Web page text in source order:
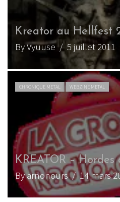
Kreator au Hellfest
By Vyuuse/ 5 juillet 2011
CHRONIQUE METAL WEBZINE METAL
KREATOR – Hordes
By arnonours/ 14 mars